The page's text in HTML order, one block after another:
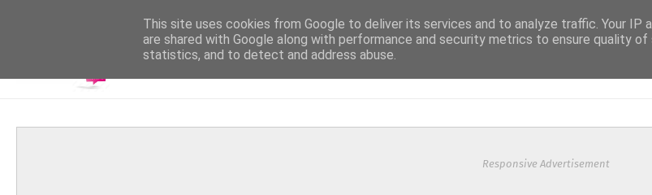
Responsive Advertisement
This site uses cookies from Google to deliver its services and to analyze traffic. Your IP
are shared with Google along with performance and security metrics to ensure quality of
statistics, and to detect and address abuse.